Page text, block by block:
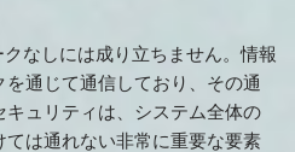
なしには成り立ちません。情報
通じて通信しており、その通
ュリティは、システム全体の
は通れない非常に重要な要素